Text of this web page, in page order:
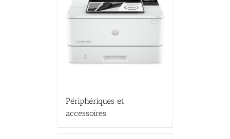
Périphériques et
accessoires